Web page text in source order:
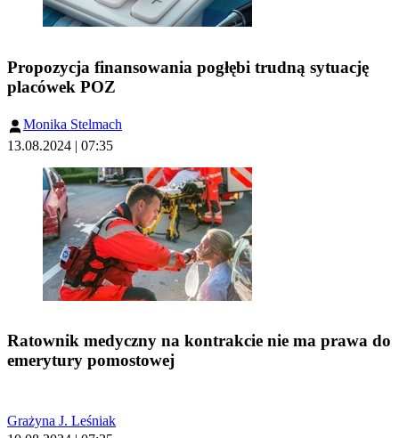
Propozycja finansowania pogłębi trudną sytuację
placówek POZ
Monika Stelmach
13.08.2024 | 07:35
Ratownik medyczny na kontrakcie nie ma prawa do
emerytury pomostowej
Grażyna J. Leśniak